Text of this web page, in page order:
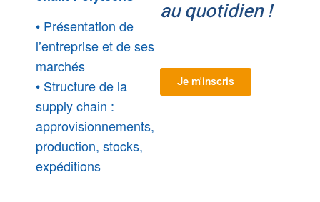
• Présentation de
l’entreprise et de ses
marchés
• Structure de la
supply chain :
approvisionnements,
production, stocks,
expéditions
au quotidien !
Je m'inscris